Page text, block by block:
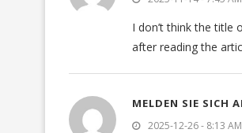
I don’t think the title
after reading the
MELDEN SIE SICH
2025-12-26 - 8:13 AM